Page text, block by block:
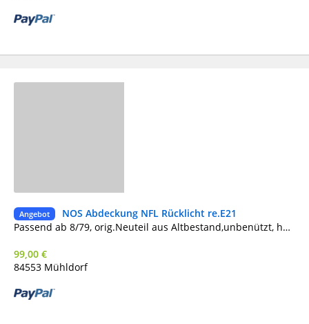
Angebot
NOS Abdeckung NFL Rücklicht re.E21
Passend ab 8/79, orig.Neuteil aus Altbestand,unbenützt, habe nur dieses eine, kein linkes dazu Bei BMW nicht mehr lieferbar
99,00 €
84553 Mühldorf